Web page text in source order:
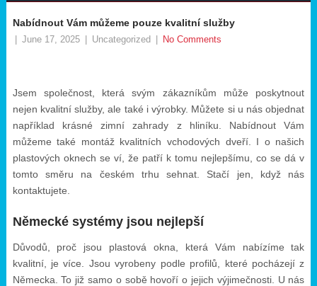
Nabídnout Vám můžeme pouze kvalitní služby
June 17, 2025 Uncategorized No Comments
Jsem společnost, která svým zákazníkům může poskytnout
nejen kvalitní služby, ale také i výrobky. Můžete si u nás objednat
například krásné zimní zahrady z hliníku. Nabídnout Vám
můžeme také montáž kvalitních vchodových dveří. I o našich
plastových oknech se ví, že patří k tomu nejlepšímu, co se dá v
tomto směru na českém trhu sehnat. Stačí jen, když nás
kontaktujete.
Německé systémy jsou nejlepší
Důvodů, proč jsou plastová okna, která Vám nabízíme tak
kvalitní, je více. Jsou vyrobeny podle profilů, které pocházejí z
Německa. To již samo o sobě hovoří o jejich výjimečnosti. U nás